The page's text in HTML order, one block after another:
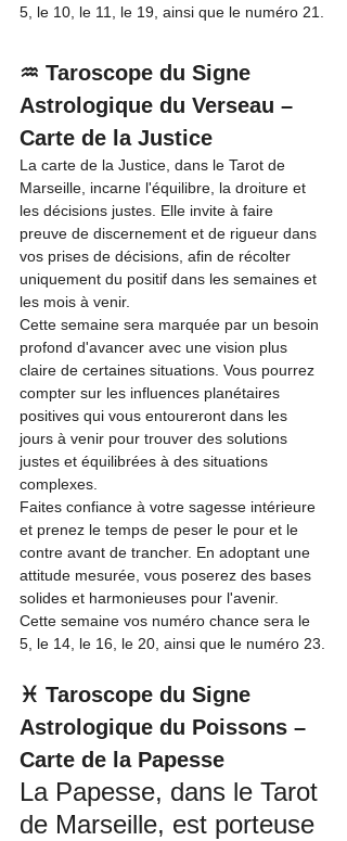
5, le 10, le 11, le 19, ainsi que le numéro 21.
♒ Taroscope du Signe
Astrologique du Verseau –
Carte de la Justice
La carte de la Justice, dans le Tarot de
Marseille, incarne l'équilibre, la droiture et
les décisions justes. Elle invite à faire
preuve de discernement et de rigueur dans
vos prises de décisions, afin de récolter
uniquement du positif dans les semaines et
les mois à venir.
Cette semaine sera marquée par un besoin
profond d'avancer avec une vision plus
claire de certaines situations. Vous pourrez
compter sur les influences planétaires
positives qui vous entoureront dans les
jours à venir pour trouver des solutions
justes et équilibrées à des situations
complexes.
Faites confiance à votre sagesse intérieure
et prenez le temps de peser le pour et le
contre avant de trancher. En adoptant une
attitude mesurée, vous poserez des bases
solides et harmonieuses pour l'avenir.
Cette semaine vos numéro chance sera le
5, le 14, le 16, le 20, ainsi que le numéro 23.
♓ Taroscope du Signe
Astrologique du Poissons –
Carte de la Papesse
La Papesse, dans le Tarot
de Marseille, est porteuse